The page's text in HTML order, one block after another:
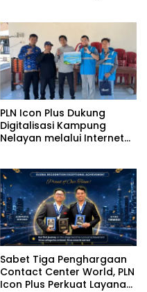
PLN Icon Plus Dukung
Digitalisasi Kampung
Nelayan melalui Internet
Sabet Tiga Penghargaan
Contact Center World, PLN
Icon Plus Perkuat Layanan